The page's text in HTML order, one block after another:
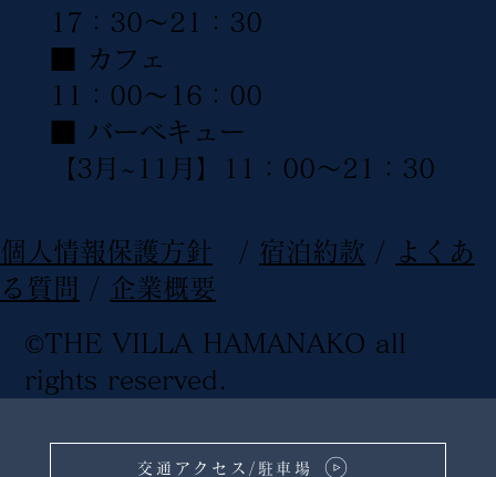
©THE VILLA HAMANAKO all
rights reserved .
​個人情報保護方針 / 宿泊約款 / よくあ
る質問 / 企業概要
17：30〜21：30
■ カフェ
11：00〜16：00
■ バーベキュー
【3月~11月】11：00〜21：30
交通アクセス/駐車場